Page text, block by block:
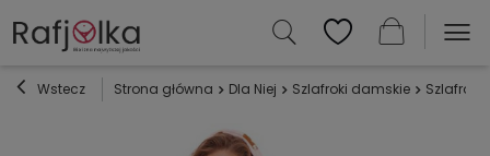
Wstecz Strona główna Dla Niej Szlafroki damskie Szlafroki